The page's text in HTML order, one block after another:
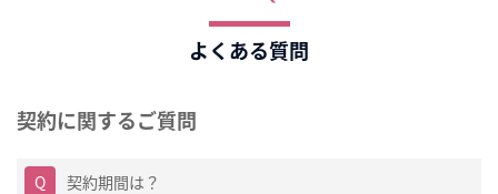
よくある質問
契約に関するご質問
契約期間は？